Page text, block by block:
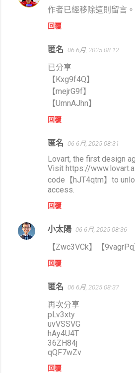
作者已經移除這則留言。
回覆
匿名 06 6月, 2025 08:12
已分享
【Kxg9f4Q】
【mejrG9f】
【UmnAJhn】
回覆
匿名 06 6月, 2025 08:31
Lovart, the first design
Visit https://
code【hJT4qtm】to
access.
回覆
小太陽 06 6月, 2025 08:36
【Zwc3VCk】【
回覆
匿名 06 6月, 2025 08:37
再次分享
pLv3xty
uvVSSVG
hAy4U4T
36ZH84j
qQF7wZv
回覆